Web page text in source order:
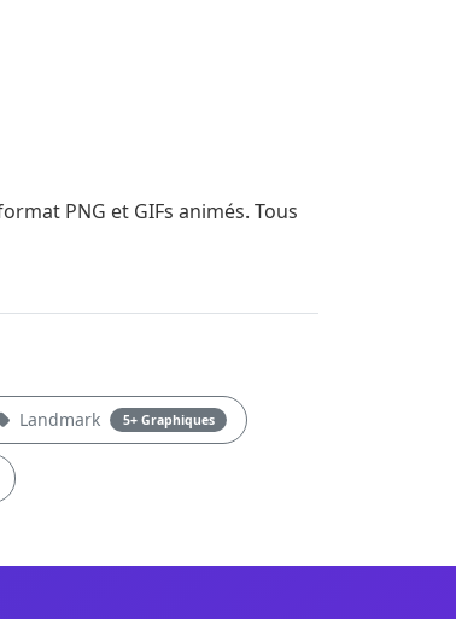
PNG et GIFs animés. Tous
Landmark 5+ Graphiques